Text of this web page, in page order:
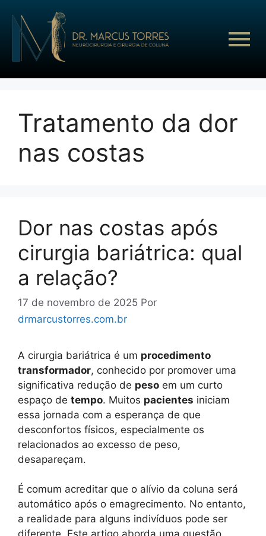
Tratamento da dor
nas costas
Dor nas costas após
cirurgia bariátrica: qual
a relação?
17 de novembro de 2025 Por
drmarcustorres.com.br
A cirurgia bariátrica é um procedimento
transformador, conhecido por promover uma
significativa redução de peso em um curto
espaço de tempo. Muitos pacientes iniciam
essa jornada com a esperança de que
desconfortos físicos, especialmente os
relacionados ao excesso de peso,
desapareçam.
É comum acreditar que o alívio da coluna será
automático após o emagrecimento. No entanto,
a realidade para alguns indivíduos pode ser